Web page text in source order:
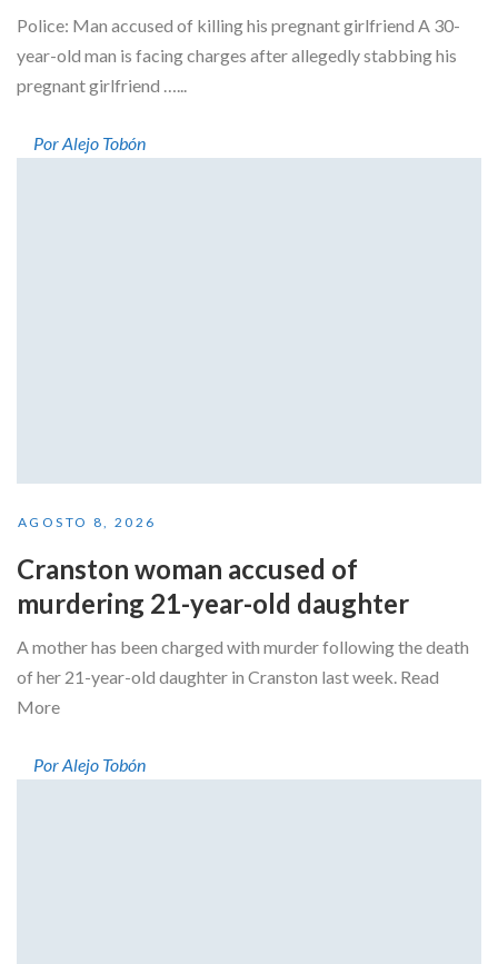
Police: Man accused of killing his pregnant girlfriend A 30-
year-old man is facing charges after allegedly stabbing his
pregnant girlfriend …...
Por Alejo Tobón
AGOSTO 8, 2026
Cranston woman accused of
murdering 21-year-old daughter
A mother has been charged with murder following the death
of her 21-year-old daughter in Cranston last week. Read
More
Por Alejo Tobón